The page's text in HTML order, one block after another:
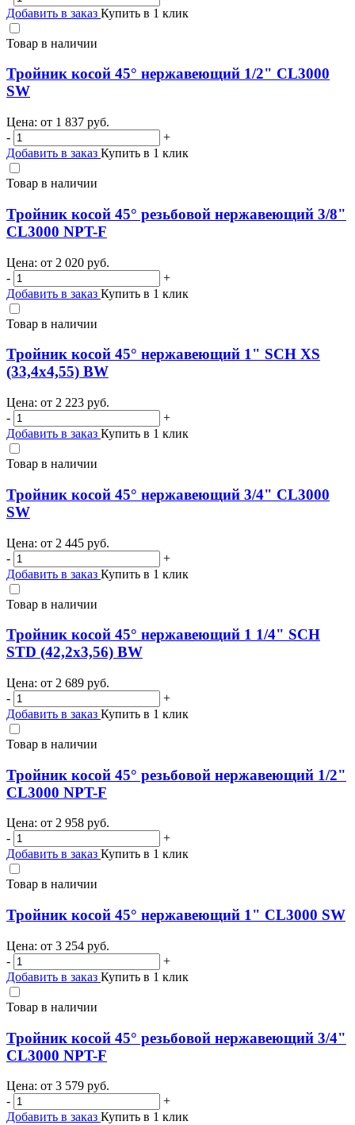
Добавить в заказ Купить в 1 клик
Товар в наличии
Тройник косой 45° нержавеющий 1/2" CL3000
SW
Цена: от 1 837 руб.
-
+
Добавить в заказ Купить в 1 клик
Товар в наличии
Тройник косой 45° резьбовой нержавеющий 3/8"
CL3000 NPT-F
Цена: от 2 020 руб.
-
+
Добавить в заказ Купить в 1 клик
Товар в наличии
Тройник косой 45° нержавеющий 1" SCH XS
(33,4х4,55) BW
Цена: от 2 223 руб.
-
+
Добавить в заказ Купить в 1 клик
Товар в наличии
Тройник косой 45° нержавеющий 3/4" CL3000
SW
Цена: от 2 445 руб.
-
+
Добавить в заказ Купить в 1 клик
Товар в наличии
Тройник косой 45° нержавеющий 1 1/4" SCH
STD (42,2х3,56) BW
Цена: от 2 689 руб.
-
+
Добавить в заказ Купить в 1 клик
Товар в наличии
Тройник косой 45° резьбовой нержавеющий 1/2"
CL3000 NPT-F
Цена: от 2 958 руб.
-
+
Добавить в заказ Купить в 1 клик
Товар в наличии
Тройник косой 45° нержавеющий 1" CL3000 SW
Цена: от 3 254 руб.
-
+
Добавить в заказ Купить в 1 клик
Товар в наличии
Тройник косой 45° резьбовой нержавеющий 3/4"
CL3000 NPT-F
Цена: от 3 579 руб.
-
+
Добавить в заказ Купить в 1 клик